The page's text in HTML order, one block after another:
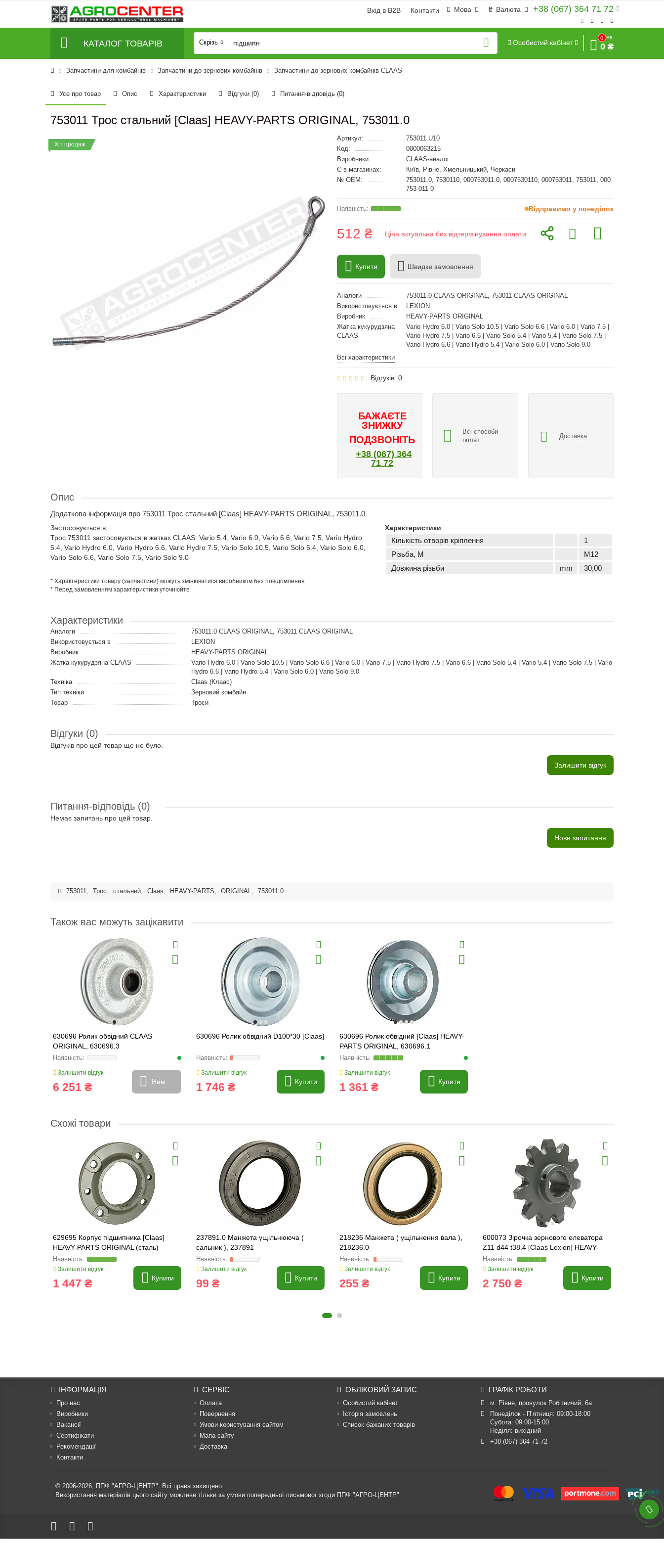
+38 (067) 364 71 72
₴ Валюта
Мова
Вхід в B2B Контакти
КАТАЛОГ ТОВАРІВ Скрізь Особистий кабінет
0
Сума
0 ₴
Запчастини для комбайнів Запчастини до зернових комбайнів Запчастини до зернових комбайнів CLAAS
Усе про товар Опис Характеристики Відгуки (0) Питання-відповідь (0)
753011 Трос стальний [Claas] HEAVY-PARTS ORIGINAL, 753011.0
Хіт продаж
Артикул:
753011.U10
Код:
0000063215
Виробники
CLAAS-аналог
Є в магазинах:
Київ, Рівне, Хмельницький, Черкаси
№ OEM:
753011.0, 7530110, 000753011.0, 0007530110, 000753011, 753011, 000
753 011 0
Відправимо у понеділок
512 ₴ Ціна актуальна без відтермінування оплати
Купити Швидке замовлення
Аналоги
753011.0 CLAAS ORIGINAL, 753011 CLAAS ORIGINAL
Використовується в
LEXION
Виробник
HEAVY-PARTS ORIGINAL
Жатка кукурудзяна
CLAAS
Vario Hydro 6.0 | Vario Solo 10.5 | Vario Solo 6.6 | Vario 6.0 | Vario 7.5 |
Vario Hydro 7.5 | Vario 6.6 | Vario Solo 5.4 | Vario 5.4 | Vario Solo 7.5 |
Vario Hydro 6.6 | Vario Hydro 5.4 | Vario Solo 6.0 | Vario Solo 9.0
Всі характеристики
Відгуків: 0
БАЖАЄТЕ
ЗНИЖКУ
ПОДЗВОНІТЬ
+38 (067) 364
71 72
Всі способи
оплат
Доставка
Опис
Додаткова інформація про 753011 Трос стальний [Claas] HEAVY-PARTS ORIGINAL, 753011.0
Застосовується в:
Трос 753011 застосовується в жатках CLAAS: Vario 5.4, Vario 6.0, Vario 6.6, Vario 7.5, Vario Hydro
5.4, Vario Hydro 6.0, Vario Hydro 6.6, Vario Hydro 7.5, Vario Solo 10.5, Vario Solo 5.4, Vario Solo 6.0,
Vario Solo 6.6, Vario Solo 7.5, Vario Solo 9.0
Характеристики
Кількість отворів кріплення
1
Різьба, M
M12
Довжина різьби
mm 30,00
* Характеристики товару (запчастини) можуть змінюватися виробником без повідомлення
* Перед замовленням характеристики уточнюйте
Характеристики
Аналоги
753011.0 CLAAS ORIGINAL, 753011 CLAAS ORIGINAL
Використовується в
LEXION
Виробник
HEAVY-PARTS ORIGINAL
Жатка кукурудзяна CLAAS
Vario Hydro 6.0 | Vario Solo 10.5 | Vario Solo 6.6 | Vario 6.0 | Vario 7.5 | Vario Hydro 7.5 | Vario 6.6 | Vario Solo 5.4 | Vario 5.4 | Vario Solo 7.5 | Vario
Hydro 6.6 | Vario Hydro 5.4 | Vario Solo 6.0 | Vario Solo 9.0
Техніка
Claas (Клаас)
Тип техніки
Зерновий комбайн
Товар
Троси
Відгуки (0)
Відгуків про цей товар ще не було.
Залишити відгук
Питання-відповідь (0)
Немає запитань про цей товар.
Нове запитання
753011, Трос, стальний, Claas, HEAVY-PARTS, ORIGINAL, 753011.0
Також вас можуть зацікавити
630696 Ролик обвідний CLAAS
ORIGINAL, 630696.3
Залишити відгук
6 251 ₴ Немає в наявності
630696 Ролик обвідний D100*30 [Claas]
Залишити відгук
1 746 ₴ Купити
630696 Ролик обвідний [Claas] HEAVY-
PARTS ORIGINAL, 630696.1
Залишити відгук
1 361 ₴ Купити
Схожі товари
629695 Корпус підшипника [Claas]
HEAVY-PARTS ORIGINAL (сталь)
Залишити відгук
1 447 ₴ Купити
237891.0 Манжета ущільнююча (
сальник ), 237891
Залишити відгук
99 ₴ Купити
218236 Манжета ( ущільнення вала ),
218236.0
Залишити відгук
255 ₴ Купити
600073 Зірочка зернового елеватора
Z11 d44 t38.4 [Claas Lexion] HEAVY-
PARTS ORIGINAL, 600073.2
Залишити відгук
2 750 ₴ Купити
ІНФОРМАЦІЯ
Про нас
Виробники
Вакансії
Сертифікати
Рекомендації
Контакти
СЕРВІС
Оплата
Повернення
Умови користування сайтом
Мапа сайту
Доставка
ОБЛІКОВИЙ ЗАПИС
Особистий кабінет
Історія замовлень
Список бажаних товарів
ГРАФІК РОБОТИ
м. Рівне, провулок Робітничий, 6а
Понеділок - П’ятниця: 09:00-18:00
Субота: 09:00-15:00
Неділя: вихідний
+38 (067) 364 71 72
© 2006-2026, ППФ "АГРО-ЦЕНТР". Всі права захищено.
Використання матеріалів цього сайту можливе тільки за умови попередньої письмової згоди ППФ "АГРО-ЦЕНТР"